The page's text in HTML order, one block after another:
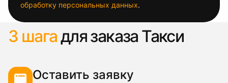
обработку персональных данных.
3 шагадля заказа Такси
Оставить заявку